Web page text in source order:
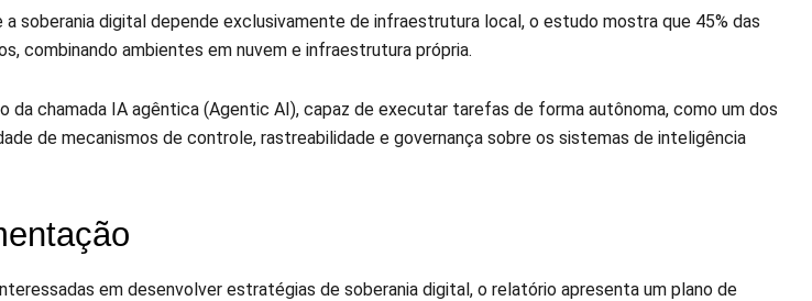
soberania digital depende exclusivamente de infraestrutura local, o estudo mostra que 45% das
combinando ambientes em nuvem e infraestrutura própria.
da chamada IA agêntica (Agentic AI), capaz de executar tarefas de forma autônoma, como um dos
de mecanismos de controle, rastreabilidade e governança sobre os sistemas de inteligência
em desenvolver estratégias de soberania digital, o relatório apresenta um plano de